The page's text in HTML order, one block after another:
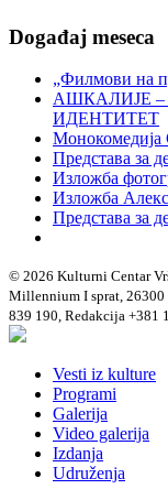
Događaj meseca
„Филмови на
АШКАЛИЈЕ –
ИДЕНТИТЕТ
Монокомедија
Представа за
Изложба
Изложба
Представа за
© 2026 Kulturni Centar
Millennium I sprat, 26300
839 190, Redakcija +381
Vesti iz kulture
Programi
Galerija
Video galerija
Izdanja
Udruženja